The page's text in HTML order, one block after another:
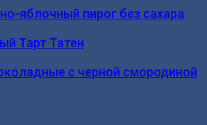
яблочный пирог без сахара
Тарт Татен
с черной смородиной